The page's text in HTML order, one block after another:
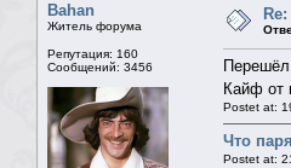
Bahan
Житель форума
Репутация: 160
Сообщений: 3456
Перешёл
Кайф от
Postet at:
Что
Postet at: